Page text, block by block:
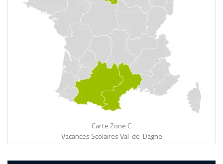
Carte Zone C
Vacances Scolaires Val-de-Dagne